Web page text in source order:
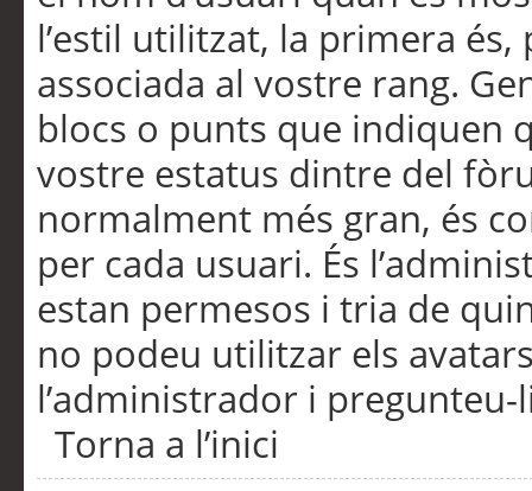
l’estil utilitzat, la primera
associada al vostre rang.
blocs o punts que indiquen
vostre estatus dintre del
normalment més gran, és
per cada usuari. És
estan permesos i tria de
no podeu utilitzar els
l’administrador i pregunteu-
Torna a l’inici